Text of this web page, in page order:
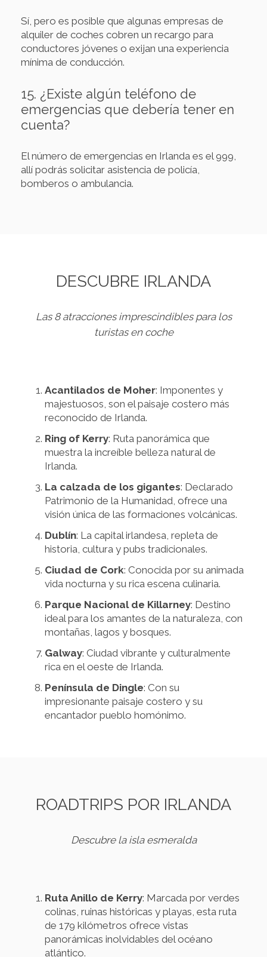
Sí, pero es posible que algunas empresas de
alquiler de coches cobren un recargo para
conductores jóvenes o exijan una experiencia
mínima de conducción.
15. ¿Existe algún teléfono de
emergencias que debería tener en
cuenta?
El número de emergencias en Irlanda es el 999,
allí podrás solicitar asistencia de policía,
bomberos o ambulancia.
DESCUBRE IRLANDA
Las 8 atracciones imprescindibles para los
turistas en coche
Acantilados de Moher: Imponentes y
majestuosos, son el paisaje costero más
reconocido de Irlanda.
Ring of Kerry: Ruta panorámica que
muestra la increíble belleza natural de
Irlanda.
La calzada de los gigantes: Declarado
Patrimonio de la Humanidad, ofrece una
visión única de las formaciones volcánicas.
Dublín: La capital irlandesa, repleta de
historia, cultura y pubs tradicionales.
Ciudad de Cork: Conocida por su animada
vida nocturna y su rica escena culinaria.
Parque Nacional de Killarney: Destino
ideal para los amantes de la naturaleza, con
montañas, lagos y bosques.
Galway: Ciudad vibrante y culturalmente
rica en el oeste de Irlanda.
Península de Dingle: Con su
impresionante paisaje costero y su
encantador pueblo homónimo.
ROADTRIPS POR IRLANDA
Descubre la isla esmeralda
Ruta Anillo de Kerry: Marcada por verdes
colinas, ruinas históricas y playas, esta ruta
de 179 kilómetros ofrece vistas
panorámicas inolvidables del océano
atlántico.